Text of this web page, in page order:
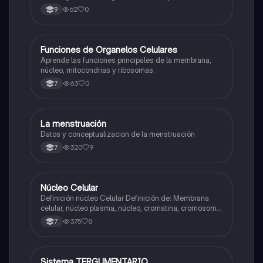
9 62 0
FBiologia
Funciones de Organelos Celulares
Aprende las funciones principales de la membrana,
núcleo, mitocondrias y ribosomas.
7 63 0
Biologia
La menstruación
Datos y conceptualizacion de la menstruación
7 320 9
Biologia
Núcleo Celular
Definición núcleo Celular Definición de: Membrana
celular, núcleo plasma, núcleo, cromatina, cromosoma
Interfase Fases de la interfase
7 375 8